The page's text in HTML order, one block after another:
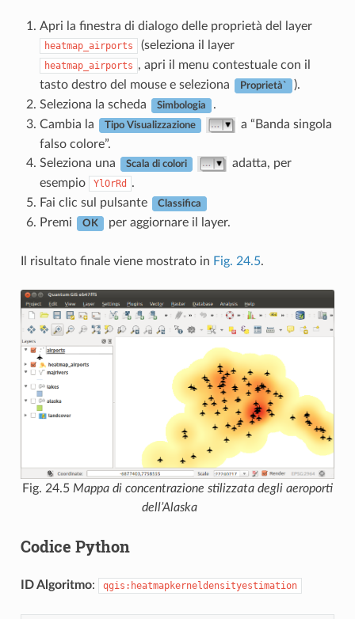
Apri la finestra di dialogo delle proprietà del layer
heatmap_airports (seleziona il layer
heatmap_airports , apri il menu contestuale con il
tasto destro del mouse e seleziona
Proprietà`
).
Seleziona la scheda
Simbologia
.
Cambia la
Tipo Visualizzazione
a “Banda singola
falso colore”.
Seleziona una
Scala di colori
adatta, per
esempio
YlOrRd
.
Fai clic sul pulsante
Classifica
Premi OK per aggiornare il layer.
Il risultato finale viene mostrato in Fig. 24.5.
Fig. 24.5 Mappa di concentrazione stilizzata degli aeroporti
dell’Alaska
Codice Python
ID Algoritmo: qgis:heatmapkerneldensityestimation